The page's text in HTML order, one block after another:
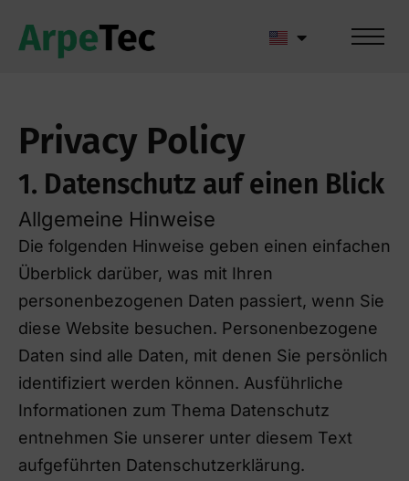
Privacy Policy
1. Datenschutz auf einen Blick
Allgemeine Hinweise
Die folgenden Hinweise geben einen einfachen
Überblick darüber, was mit Ihren
personenbezogenen Daten passiert, wenn Sie
diese Website besuchen. Personenbezogene
Daten sind alle Daten, mit denen Sie persönlich
identifiziert werden können. Ausführliche
Informationen zum Thema Datenschutz
entnehmen Sie unserer unter diesem Text
aufgeführten Datenschutzerklärung.